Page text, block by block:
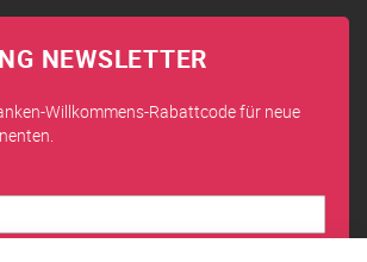
NEWSLETTER
Willkommens-Rabattcode für neue